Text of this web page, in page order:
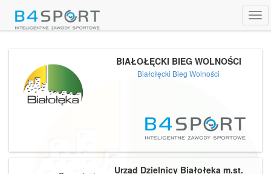
BIAŁOŁĘCKI BIEG WOLNOŚCI
Białołęcki Bieg Wolności
Urząd Dzielnicy Białołęka m.st.